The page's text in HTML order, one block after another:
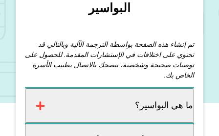
البواسير
تم إنشاء هذه الصفحة بواسطة الترجمة الآلية وبالتالي قد
تحتوي على اختلافات في الإستشارات المقدمة. للحصول على
توصيات صحيحة وشخصية، ننصحك بالاتصال بطبيب الأسرة
الخاص بك.
ما هي البواسير؟